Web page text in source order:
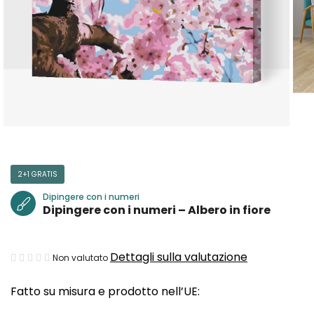
Fatto su misura e prodotto nell’UE:
2+1 GRATIS
Dipingere con i numeri
Dipingere con i numeri – Albero in fiore
La
media
Non valutato Dettagli sulla valutazione